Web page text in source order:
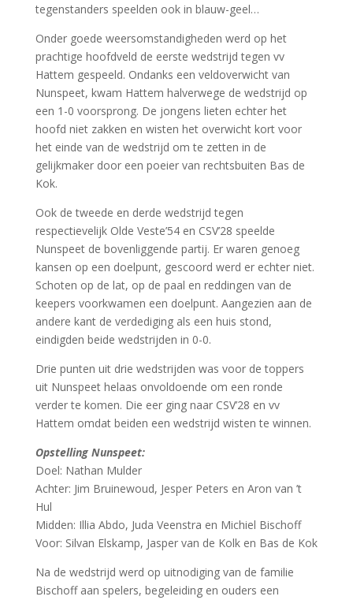
tegenstanders speelden ook in blauw-geel…
Onder goede weersomstandigheden werd op het
prachtige hoofdveld de eerste wedstrijd tegen vv
Hattem gespeeld. Ondanks een veldoverwicht van
Nunspeet, kwam Hattem halverwege de wedstrijd op
een 1-0 voorsprong. De jongens lieten echter het
hoofd niet zakken en wisten het overwicht kort voor
het einde van de wedstrijd om te zetten in de
gelijkmaker door een poeier van rechtsbuiten Bas de
Kok.
Ook de tweede en derde wedstrijd tegen
respectievelijk Olde Veste’54 en CSV’28 speelde
Nunspeet de bovenliggende partij. Er waren genoeg
kansen op een doelpunt, gescoord werd er echter niet.
Schoten op de lat, op de paal en reddingen van de
keepers voorkwamen een doelpunt. Aangezien aan de
andere kant de verdediging als een huis stond,
eindigden beide wedstrijden in 0-0.
Drie punten uit drie wedstrijden was voor de toppers
uit Nunspeet helaas onvoldoende om een ronde
verder te komen. Die eer ging naar CSV’28 en vv
Hattem omdat beiden een wedstrijd wisten te winnen.
Opstelling Nunspeet:
Doel: Nathan Mulder
Achter: Jim Bruinewoud, Jesper Peters en Aron van ’t
Hul
Midden: Illia Abdo, Juda Veenstra en Michiel Bischoff
Voor: Silvan Elskamp, Jasper van de Kolk en Bas de Kok
Na de wedstrijd werd op uitnodiging van de familie
Bischoff aan spelers, begeleiding en ouders een